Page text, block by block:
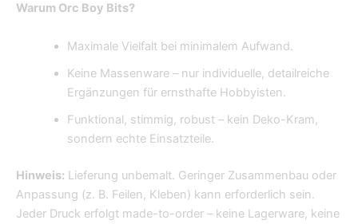
Warum Orc Boy Bits?
Maximale Vielfalt bei minimalem Aufwand.
Keine Massenware – nur individuelle, detailreiche
Ergänzungen für ernsthafte Hobbyisten.
Funktional, stimmig, robust – kein Deko-Kram,
sondern echte Einsatzteile.
Hinweis: Lieferung unbemalt. Geringer Zusammenbau oder
Anpassung (z. B. Feilen, Kleben) kann erforderlich sein.
Jeder Druck erfolgt made-to-order – keine Lagerware, keine